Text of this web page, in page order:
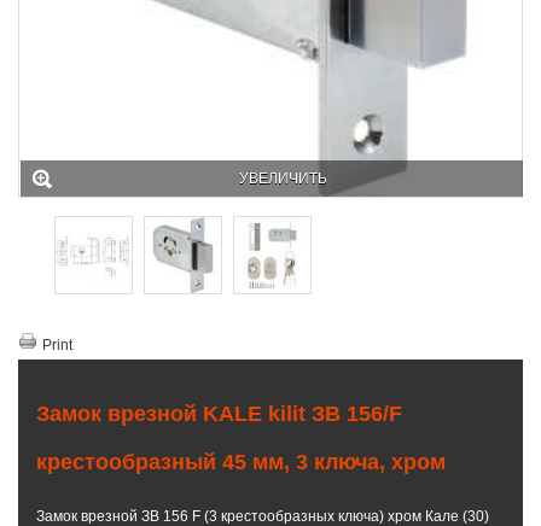
УВЕЛИЧИТЬ
Print
Замок врезной KALE kilit ЗВ 156/F
крестообразный 45 мм, 3 ключа, хром
Замок врезной ЗВ 156 F (3 крестообразных ключа) хром Кале (30)